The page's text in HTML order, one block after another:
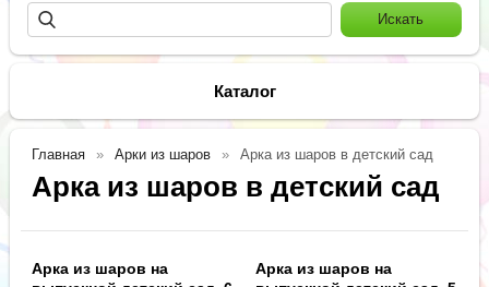
Каталог
Главная Арки из шаров Арка из шаров в детский сад
Арка из шаров в детский сад
Арка из шаров на
Арка из шаров на